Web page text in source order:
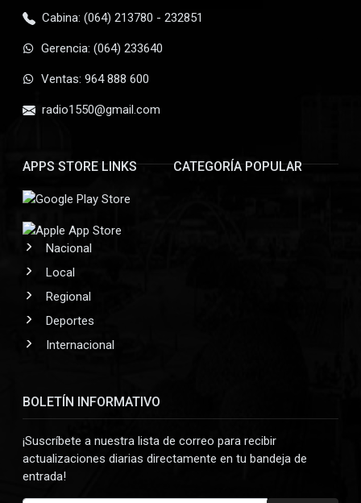
Cabina: (064) 213780 - 232851
Gerencia: (064) 233640
Ventas: 964 888 600
radio1550@gmail.com
APPS STORE LINKS CATEGORÍA POPULAR
Nacional
Local
Regional
Deportes
Internacional
BOLETÍN INFORMATIVO
¡Suscríbete a nuestra lista de correo para recibir
actualizaciones diarias directamente en tu bandeja de
entrada!